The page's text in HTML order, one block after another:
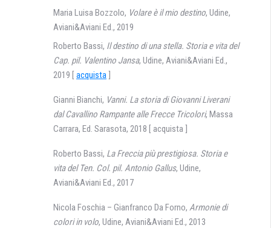
Maria Luisa Bozzolo, Volare è il mio destino, Udine,
Aviani&Aviani Ed., 2019
Roberto Bassi, Il destino di una stella. Storia e vita del
Cap. pil. Valentino Jansa, Udine, Aviani&Aviani Ed.,
2019 [ acquista]
Gianni Bianchi, Vanni. La storia di Giovanni Liverani
dal Cavallino Rampante alle Frecce Tricolori, Massa
Carrara, Ed. Sarasota, 2018 [ acquista ]
Roberto Bassi, La Freccia più prestigiosa. Storia e
vita del Ten. Col. pil. Antonio Gallus, Udine,
Aviani&Aviani Ed., 2017
Nicola Foschia – Gianfranco Da Forno, Armonie di
colori in volo, Udine, Aviani&Aviani Ed., 2013